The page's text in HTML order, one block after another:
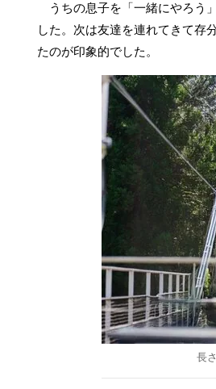
うちの息子を「一緒にやろう
した。次は友達を連れてきて存
たのが印象的でした。
長